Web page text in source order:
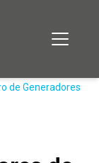
de Generadores